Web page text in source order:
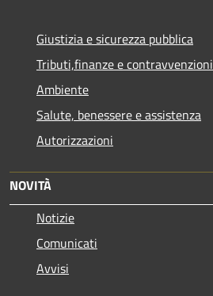
Giustizia e sicurezza pubblica
Tributi,finanze e contravvenzioni
Ambiente
Salute, benessere e assistenza
Autorizzazioni
NOVITÀ
Notizie
Comunicati
Avvisi